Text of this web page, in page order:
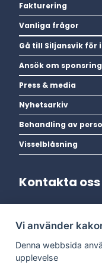
Fakturering
Vanliga frågor
Gå till Siljansvik för
Ansök om sponsring
Press & media
Nyhetsarkiv
Behandling av
Visselblåsning
Kontakta oss
Adress:
Dala Energi AB
Postadress:Box
Kundservice: 0247-
Epost:
Vi använder
Denna webbsida
upplevelse